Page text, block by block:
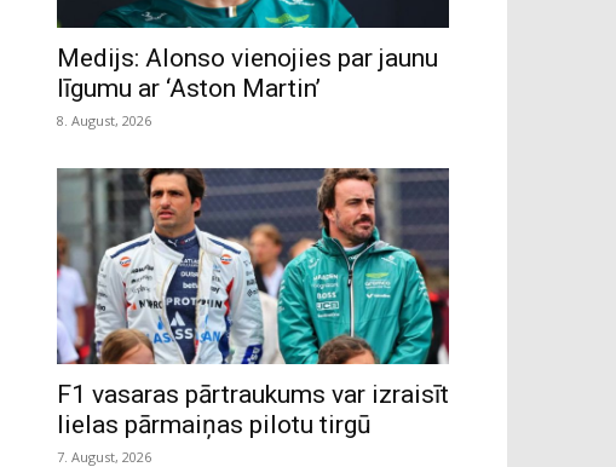
Medijs: Alonso vienojies par jaunu
līgumu ar ‘Aston Martin’
8. August, 2026
F1 vasaras pārtraukums var izraisīt
lielas pārmaiņas pilotu tirgū
7. August, 2026